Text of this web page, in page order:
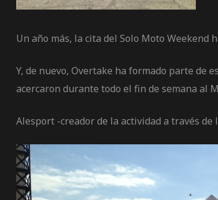
Un año más, la cita del Solo Moto Weekend
Y, de nuevo, Overtake ha formado parte de
acercaron durante todo el fin de semana al
Alesport -creador de la actividad a través